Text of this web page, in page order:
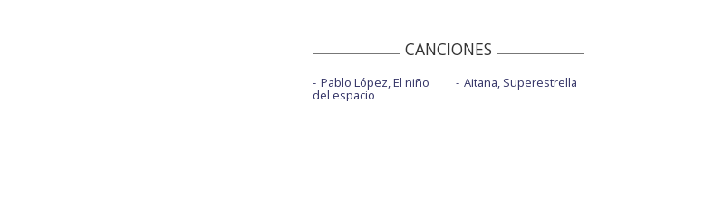
CANCIONES
Pablo López, El niño
del espacio
Aitana, Superestrella